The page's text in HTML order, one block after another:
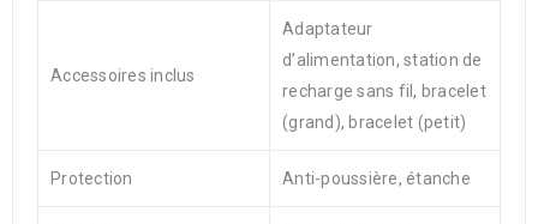
Accessoires inclus
Adaptateur
d’alimentation, station de
recharge sans fil, bracelet
(grand), bracelet (petit)
Protection Anti-poussière, étanche